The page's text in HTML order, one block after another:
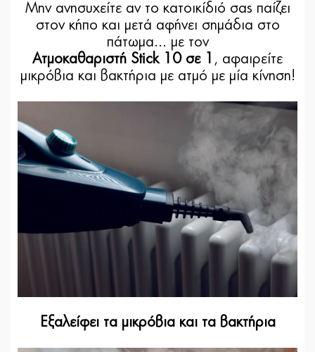
Μην ανησυχείτε αν το κατοικίδιό σας παίζει
στον κήπο και μετά αφήνει σημάδια στο
πάτωμα... με τον
Ατμοκαθαριστή Stick 10 σε 1 , αφαιρείτε
μικρόβια και βακτήρια με ατμό με μία κίνηση!
Εξαλείφει τα μικρόβια και τα βακτήρια